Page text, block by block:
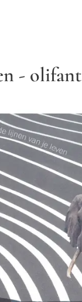
- olifant